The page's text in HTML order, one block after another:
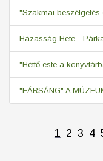
"Szakmai beszélgetés
Házasság Hete -
"Hétfő este a
"FÁRSÁNG" A
1 2 3 4